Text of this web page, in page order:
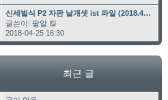
최근 글
신세벌식 P2 자판 날개셋 ist 파일 (2018.4…
글쓴이: 팥알
2018-04-25 16:30
최근 글